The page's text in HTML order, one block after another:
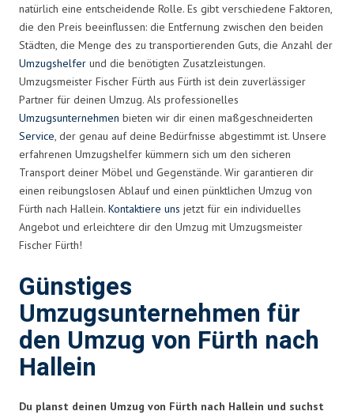
natürlich eine entscheidende Rolle. Es gibt verschiedene Faktoren,
die den Preis beeinflussen: die Entfernung zwischen den beiden
Städten, die Menge des zu transportierenden Guts, die Anzahl der
Umzugshelfer und die benötigten Zusatzleistungen.
Umzugsmeister Fischer Fürth aus Fürth ist dein zuverlässiger
Partner für deinen Umzug. Als professionelles
Umzugsunternehmen bieten wir dir einen maßgeschneiderten
Service, der genau auf deine Bedürfnisse abgestimmt ist. Unsere
erfahrenen Umzugshelfer kümmern sich um den sicheren
Transport deiner Möbel und Gegenstände. Wir garantieren dir
einen reibungslosen Ablauf und einen pünktlichen Umzug von
Fürth nach Hallein. Kontaktiere uns jetzt für ein individuelles
Angebot und erleichtere dir den Umzug mit Umzugsmeister
Fischer Fürth!
Günstiges
Umzugsunternehmen für
den Umzug von Fürth nach
Hallein
Du planst deinen Umzug von Fürth nach Hallein und suchst